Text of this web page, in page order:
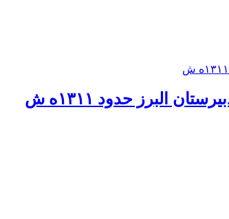
البرز حدود ۱۳۱۱ه ش